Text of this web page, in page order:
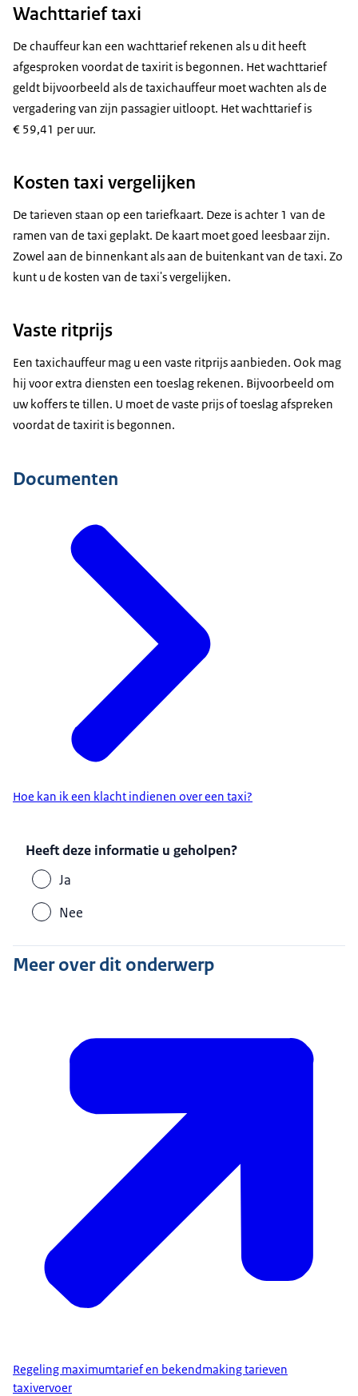
Wachttarief taxi
De chauffeur kan een wachttarief rekenen als u dit heeft
afgesproken voordat de taxirit is begonnen. Het wachttarief
geldt bijvoorbeeld als de taxichauffeur moet wachten als de
vergadering van zijn passagier uitloopt. Het wachttarief is
€ 59,41 per uur.
Kosten taxi vergelijken
De tarieven staan op een tariefkaart. Deze is achter 1 van de
ramen van de taxi geplakt. De kaart moet goed leesbaar zijn.
Zowel aan de binnenkant als aan de buitenkant van de taxi. Zo
kunt u de kosten van de taxi's vergelijken.
Vaste ritprijs
Een taxichauffeur mag u een vaste ritprijs aanbieden. Ook mag
hij voor extra diensten een toeslag rekenen. Bijvoorbeeld om
uw koffers te tillen. U moet de vaste prijs of toeslag afspreken
voordat de taxirit is begonnen.
Documenten
Hoe kan ik een klacht indienen over een taxi?
Heeft deze informatie u geholpen?
Ja
Nee
Meer over dit onderwerp
Regeling maximumtarief en bekendmaking tarieven
taxivervoer